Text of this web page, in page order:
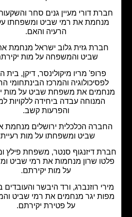
דורי מעיין גנים סחר והשקעות בע"מ
את רמי שביט ומשפחתו על מות
הרעיה והאם.
גזית גלוב ישראל מנחמת את רמי
שביט והמשפחה על מות יקירתם.
פרופ' מריו מיקולינסר, דיקן, בית הספר
והמרכז הבינתחומי הרצליה
את משפחת שביט על מות יקירתם.
המנוחה עבדה ביחידה ללקויות למידה
והפרעות קשב.
הכלכלית ירושלים מנחמת את רמי
שביט ומשפחתו על מות רעייתו.
דיזנגוף סנטר, משפחת פילץ ומשפחת
שרון מנחמות את רמי שביט ומשפחתו
על מות יקירתם.
רוזנברג, ורד היבשר והעובדים בחברת
יגר מנחמים את רמי שביט והמשפחה
על פטירת יקירתם.